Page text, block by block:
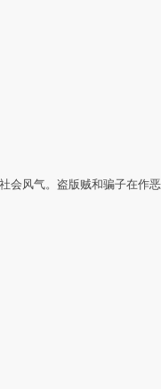
会风气。盗版贼和骗子在作恶